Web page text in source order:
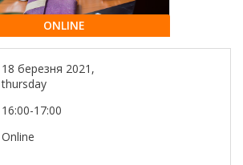
ONLINE
18 березня 2021,
thursday
16:00-17:00
Online